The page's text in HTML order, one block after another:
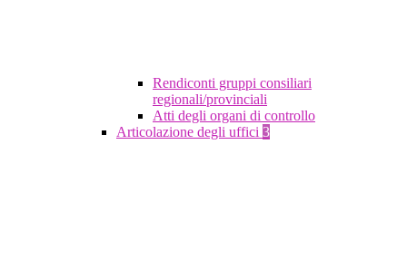
Rendiconti gruppi consiliari
regionali/provinciali
Atti degli organi di controllo
Articolazione degli uffici 3